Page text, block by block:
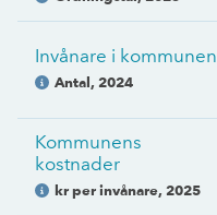
Invånare i kommunen
Antal, 2024
Kommunens
kostnader
kr per invånare, 2025